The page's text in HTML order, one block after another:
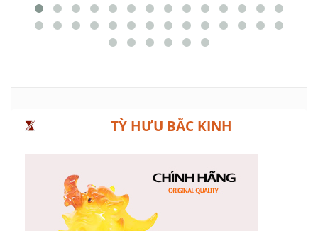
TỲ HƯU BẮC KINH